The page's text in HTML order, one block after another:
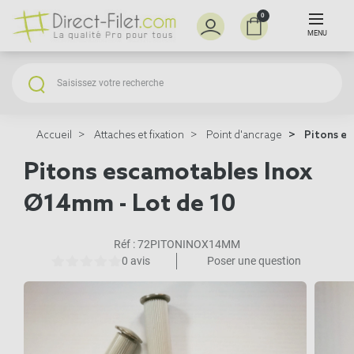
0
MENU
Accueil Attaches et fixation Point d'ancrage Pitons
Pitons escamotables Inox
Ø14mm - Lot de 10
Réf :72PITONINOX14MM
0 avis
Poser une question